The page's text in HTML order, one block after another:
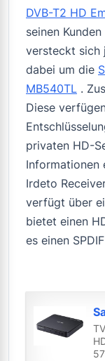
DVB-T2 HD
seinen
versteckt sich
dabei um die
MB540TL .
Diese
privaten HD-
Informationen
Irdeto
verfügt über
bietet einen
es einen